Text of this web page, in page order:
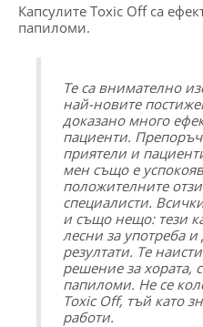
Капсулите Toxic Off са
папиломи.
Те са внимателно
най-новите
доказано много
пациенти.
приятели и
мен също е
положителните
специалисти.
и също нещо: тези
лесни за употреба
резултати. Те
решение за хората,
папиломи. Не се
Toxic Off, тъй като
работи.